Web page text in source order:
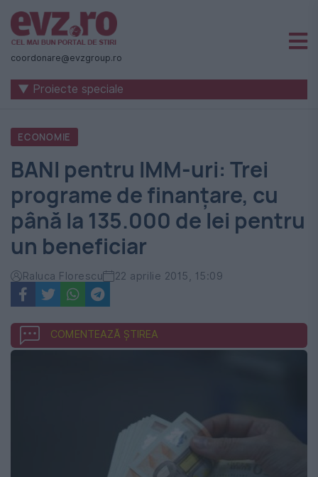
Știri
naționale
internaționale
România
-
Evenimentul
Zilei
coordonare@evzgroup.ro
▼ Proiecte speciale
ECONOMIE
BANI pentru IMM-uri: Trei
programe de finanțare, cu
până la 135.000 de lei pentru
un beneficiar
Raluca Florescu 22 aprilie 2015, 15:09
COMENTEAZĂ ȘTIREA